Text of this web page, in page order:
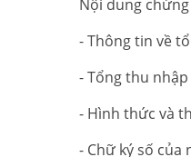
Nội dung
- Thông tin về
- Tổng thu
- Hình thức và
- Chữ ký số